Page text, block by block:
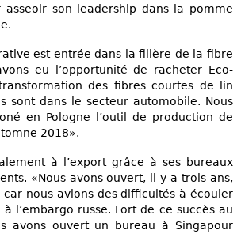
son leadership dans la pomme
est entrée dans la filière de la fibre
eu l’opportunité de racheter Eco-
des fibres courtes de lin
sont dans le secteur automobile. Nous
en Pologne l’outil de production de
2018».
à l’export grâce à ses bureaux
«Nous avons ouvert, il y a trois ans,
nous avions des difficultés à écouler
l’embargo russe. Fort de ce succès au
avons ouvert un bureau à Singapour